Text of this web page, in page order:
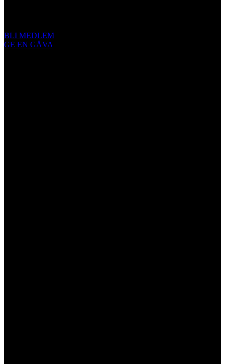
BLI MEDLEM
GE EN GÅVA